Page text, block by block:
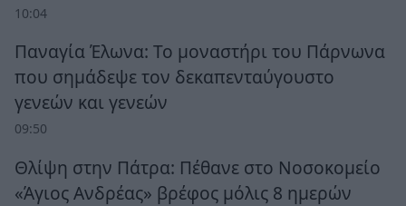
10:04
Παναγία Έλωνα: Το μοναστήρι του Πάρνωνα
που σημάδεψε τον δεκαπενταύγουστο
γενεών και γενεών
09:50
Θλίψη στην Πάτρα: Πέθανε στο Νοσοκομείο
«Άγιος Ανδρέας» βρέφος μόλις 8 ημερών